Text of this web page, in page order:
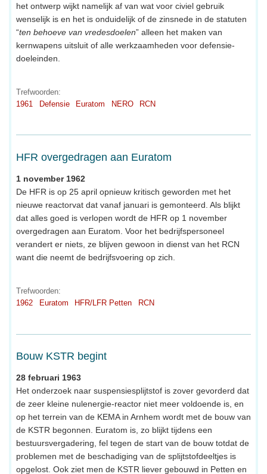
het ontwerp wijkt namelijk af van wat voor civiel gebruik
wenselijk is en het is onduidelijk of de zinsnede in de statuten
“ten behoeve van vredesdoelen” alleen het maken van
kernwapens uitsluit of alle werkzaamheden voor defensie-
doeleinden.
Trefwoorden:
1961
Defensie Euratom NERO RCN
HFR overgedragen aan Euratom
1 november 1962
De HFR is op 25 april opnieuw kritisch geworden met het
nieuwe reactorvat dat vanaf januari is gemonteerd. Als blijkt
dat alles goed is verlopen wordt de HFR op 1 november
overgedragen aan Euratom. Voor het bedrijfspersoneel
verandert er niets, ze blijven gewoon in dienst van het RCN
want die neemt de bedrijfsvoering op zich.
Trefwoorden:
1962
Euratom HFR/LFR Petten RCN
Bouw KSTR begint
28 februari 1963
Het onderzoek naar suspensiesplijtstof is zover gevorderd dat
de zeer kleine nulenergie-reactor niet meer voldoende is, en
op het terrein van de KEMA in Arnhem wordt met de bouw van
de KSTR begonnen. Euratom is, zo blijkt tijdens een
bestuursvergadering, fel tegen de start van de bouw totdat de
problemen met de beschadiging van de splijtstofdeeltjes is
opgelost. Ook ziet men de KSTR liever gebouwd in Petten en